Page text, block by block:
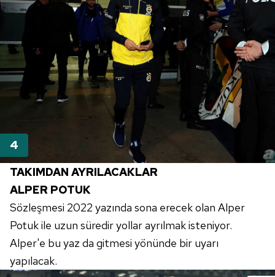
TAKIMDAN AYRILACAKLAR
ALPER POTUK
Sözleşmesi 2022 yazında sona erecek olan Alper
Potuk ile uzun süredir yollar ayrılmak isteniyor.
Alper'e bu yaz da gitmesi yönünde bir uyarı
yapılacak.